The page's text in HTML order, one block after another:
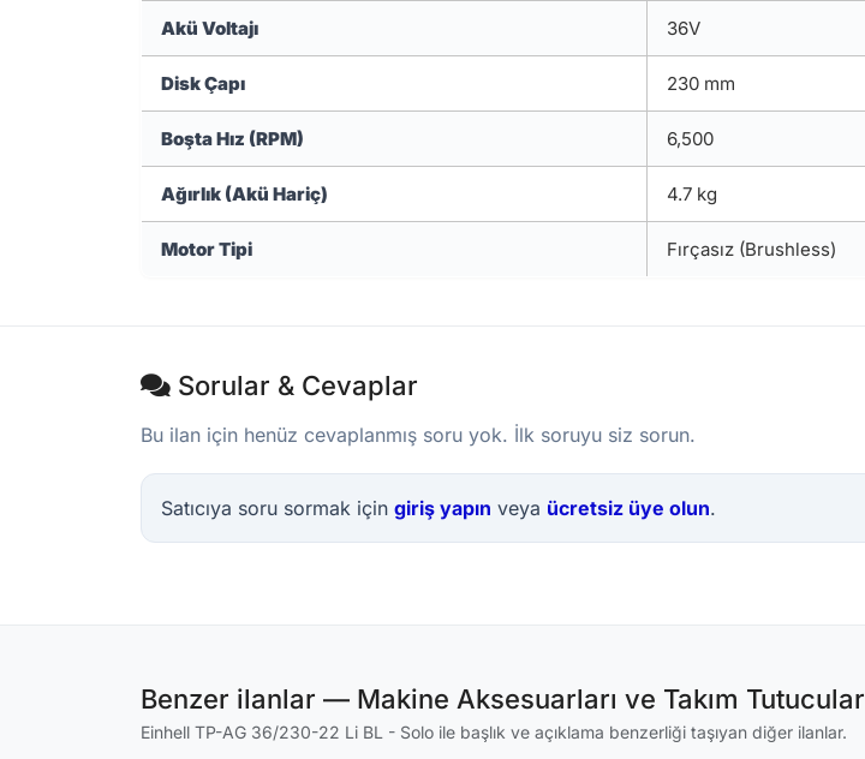
Akü Voltajı 36V
Disk Çapı 230 mm
Boşta Hız (RPM) 6,500
Ağırlık (Akü Hariç) 4.7 kg
Motor Tipi Fırçasız (Brushless)
Sorular & Cevaplar
Bu ilan için henüz cevaplanmış soru yok. İlk soruyu siz sorun.
Satıcıya soru sormak için giriş yapın veya ücretsiz üye olun.
Benzer ilanlar — Makine Aksesuarları ve Takım Tutucular
Einhell TP-AG 36/230-22 Li BL - Solo ile başlık ve açıklama benzerliği taşıyan diğer ilanlar.